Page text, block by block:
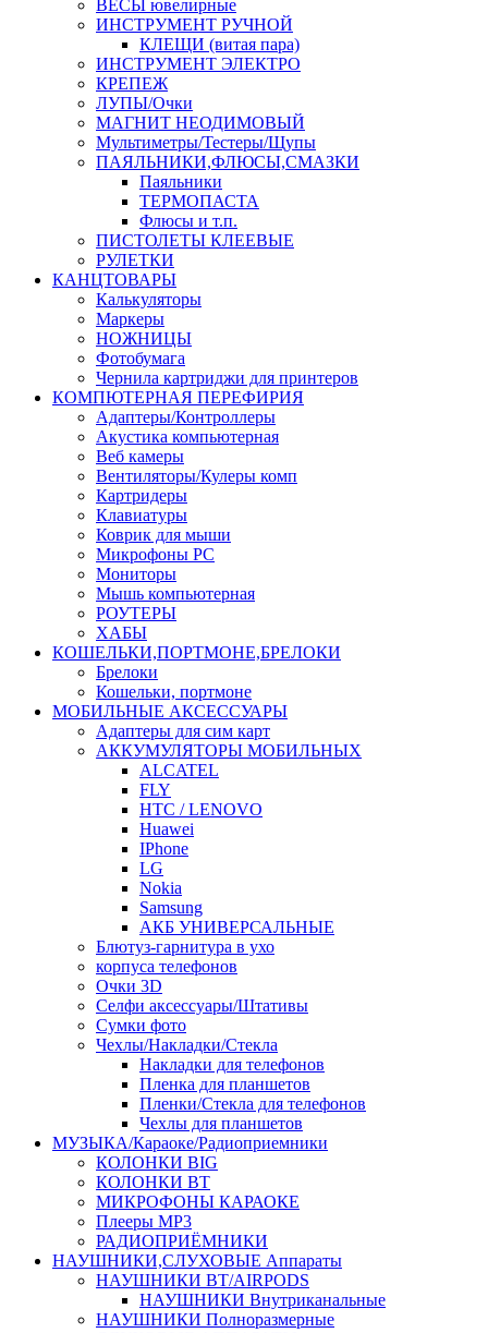
ВЕСЫ ювелирные
ИНСТРУМЕНТ РУЧНОЙ
КЛЕЩИ (витая пара)
ИНСТРУМЕНТ ЭЛЕКТРО
КРЕПЕЖ
ЛУПЫ/Очки
МАГНИТ НЕОДИМОВЫЙ
Мультиметры/Тестеры/Щупы
ПАЯЛЬНИКИ,ФЛЮСЫ,СМАЗКИ
Паяльники
ТЕРМОПАСТА
Флюсы и т.п.
ПИСТОЛЕТЫ КЛЕЕВЫЕ
РУЛЕТКИ
КАНЦТОВАРЫ
Калькуляторы
Маркеры
НОЖНИЦЫ
Фотобумага
Чернила картриджи для принтеров
КОМПЮТЕРНАЯ ПЕРЕФИРИЯ
Адаптеры/Контроллеры
Акустика компьютерная
Веб камеры
Вентиляторы/Кулеры комп
Картридеры
Клавиатуры
Коврик для мыши
Микрофоны PC
Мониторы
Мышь компьютерная
РОУТЕРЫ
ХАБЫ
КОШЕЛЬКИ,ПОРТМОНЕ,БРЕЛОКИ
Брелоки
Кошельки, портмоне
МОБИЛЬНЫЕ АКСЕССУАРЫ
Адаптеры для сим карт
АККУМУЛЯТОРЫ МОБИЛЬНЫХ
ALCATEL
FLY
HTC / LENOVO
Huawei
IPhone
LG
Nokia
Samsung
АКБ УНИВЕРСАЛЬНЫЕ
Блютуз-гарнитура в ухо
корпуса телефонов
Очки 3D
Селфи аксессуары/Штативы
Сумки фото
Чехлы/Накладки/Стекла
Накладки для телефонов
Пленка для планшетов
Пленки/Стекла для телефонов
Чехлы для планшетов
МУЗЫКА/Караоке/Радиоприемники
КОЛОНКИ BIG
КОЛОНКИ BT
МИКРОФОНЫ КАРАОКЕ
Плееры MP3
РАДИОПРИЁМНИКИ
НАУШНИКИ,СЛУХОВЫЕ Аппараты
НАУШНИКИ BT/AIRPODS
НАУШНИКИ Внутриканальные
НАУШНИКИ Полноразмерные